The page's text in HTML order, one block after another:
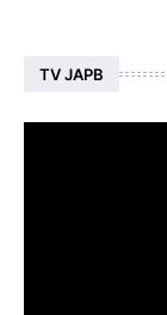
TV JAPB